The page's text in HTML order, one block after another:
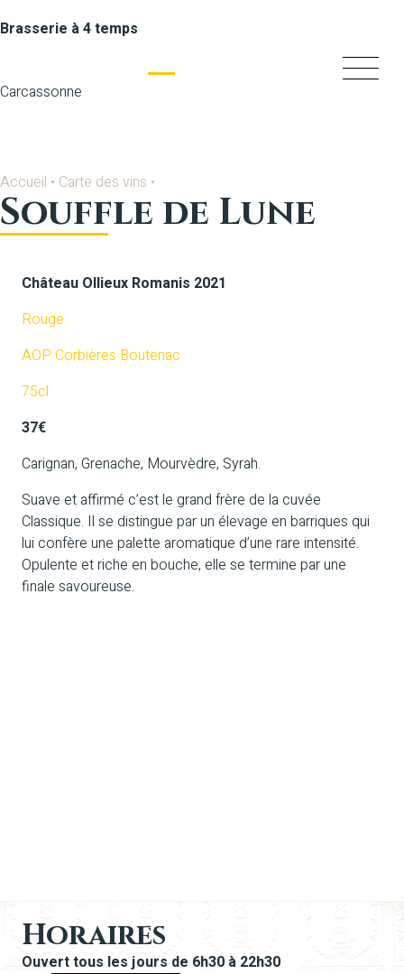
Brasserie à 4 temps
Carcassonne
Accueil • Carte des vins •
Souffle de Lune
Château Ollieux Romanis 2021
Rouge
AOP Corbières Boutenac
75cl
37€
Carignan, Grenache, Mourvèdre, Syrah.
Suave et affirmé c’est le grand frère de la cuvée
Classique. Il se distingue par un élevage en barriques qui
lui confère une palette aromatique d’une rare intensité.
Opulente et riche en bouche, elle se termine par une
finale savoureuse.
Horaires
Ouvert tous les jours de 6h30 à 22h30